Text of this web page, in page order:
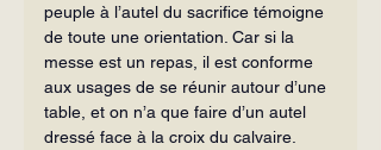
peuple à l’autel du sacrifice témoigne
de toute une orientation. Car si la
messe est un repas, il est conforme
aux usages de se réunir autour d’une
table, et on n’a que faire d’un autel
dressé face à la croix du calvaire.